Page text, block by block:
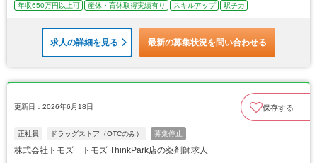
年収650万円以上可 産休・育休取得実績有り スキルアップ 駅チカ
求人の詳細を見る 最新の募集状況を問い合わせる
更新日：2026年6月18日 保存する
正社員 ドラッグストア（OTCのみ） 募集停止
株式会社トモズ トモズ ThinkPark店の薬剤師求人